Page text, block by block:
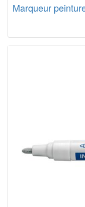
Marqueur